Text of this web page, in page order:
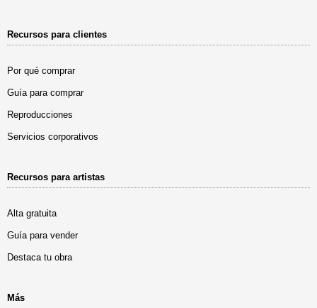
Recursos para clientes
Por qué comprar
Guía para comprar
Reproducciones
Servicios corporativos
Recursos para artistas
Alta gratuita
Guía para vender
Destaca tu obra
Más